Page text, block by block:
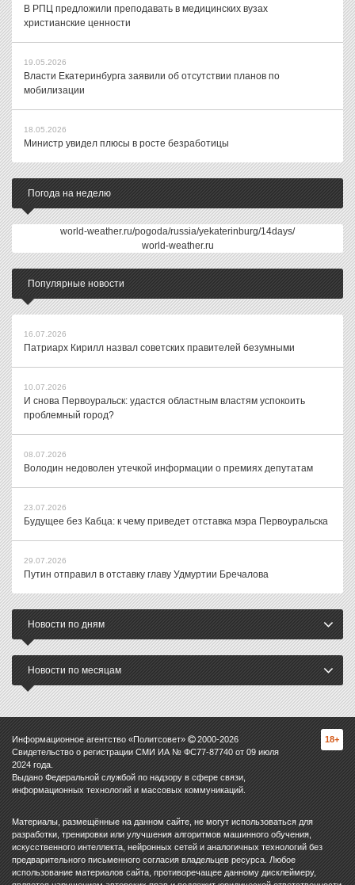
В РПЦ предложили преподавать в медицинских вузах
христианские ценности
19.05.2026
Власти Екатеринбурга заявили об отсутствии планов по
мобилизации
18.05.2026
Министр увидел плюсы в росте безработицы
Погода на неделю
world-weather.ru/pogoda/russia/yekaterinburg/14days/
world-weather.ru
Популярные новости
16.07.2026
Патриарх Кирилл назвал советских правителей безумными
10.07.2026
И снова Первоуральск: удастся областным властям успокоить
проблемный город?
08.07.2026
Володин недоволен утечкой информации о премиях депутатам
23.07.2026
Будущее без Кабца: к чему приведет отставка мэра Первоуральска
29.07.2026
Путин отправил в отставку главу Удмуртии Бречалова
Новости по дням
Новости по месяцам
Информационное агентство «Политсовет» 2000-2026
Свидетельство о регистрации СМИ ИА № ФС77-87740 от 09 июля
2024 года.
Выдано Федеральной службой по надзору в сфере связи,
информационных технологий и массовых коммуникаций.
18+
Материалы, размещённые на данном сайте, не могут использоваться для
разработки, тренировки или улучшения алгоритмов машинного обучения,
искусственного интеллекта, нейронных сетей и аналогичных технологий без
предварительного письменного согласия владельцев ресурса. Любое
использование материалов сайта, противоречащее данному дисклеймеру,